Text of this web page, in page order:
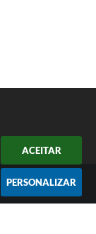
ACEITAR
PERSONALIZAR